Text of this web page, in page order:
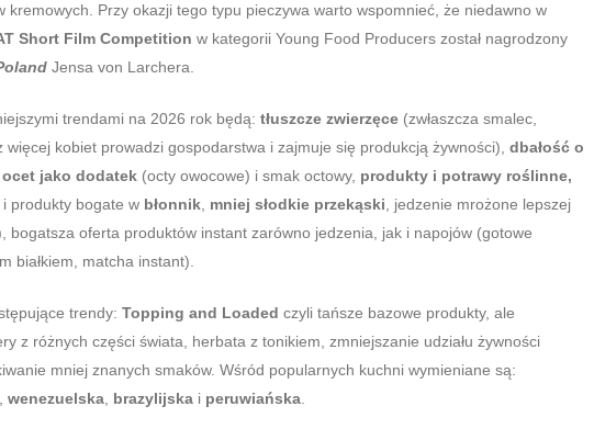
kremowych. Przy okazji tego typu pieczywa warto wspomnieć, że niedawno w
Short Film Competition w kategorii Young Food Producers został nagrodzony
Jensa von Larchera.
trendami na 2026 rok będą: tłuszcze zwierzęce (zwłaszcza smalec,
więcej kobiet prowadzi gospodarstwa i zajmuje się produkcją żywności), dbałość o
ocet jako dodatek (octy owocowe) i smak octowy, produkty i potrawy roślinne,
i produkty bogate w błonnik, mniej słodkie przekąski, jedzenie mrożone lepszej
bogatsza oferta produktów instant zarówno jedzenia, jak i napojów (gotowe
białkiem, matcha instant).
trendy: Topping and Loaded czyli tańsze bazowe produkty, ale
z różnych części świata, herbata z tonikiem, zmniejszanie udziału żywności
mniej znanych smaków. Wśród popularnych kuchni wymieniane są:
, wenezuelska, brazylijska i peruwiańska.